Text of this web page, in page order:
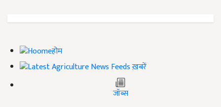
होम
ख़बरें
जॉब्स